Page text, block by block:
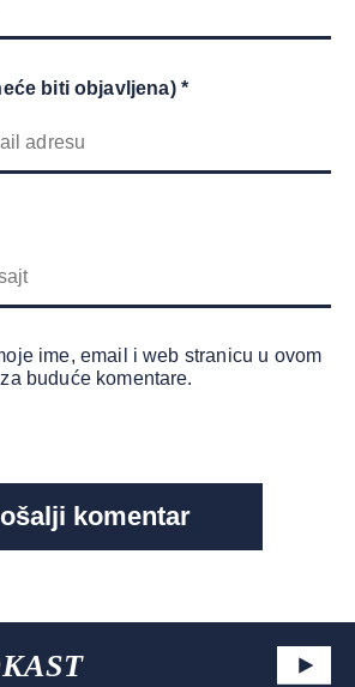
biti objavljena) *
ime, email i web stranicu u ovom
buduće komentare.